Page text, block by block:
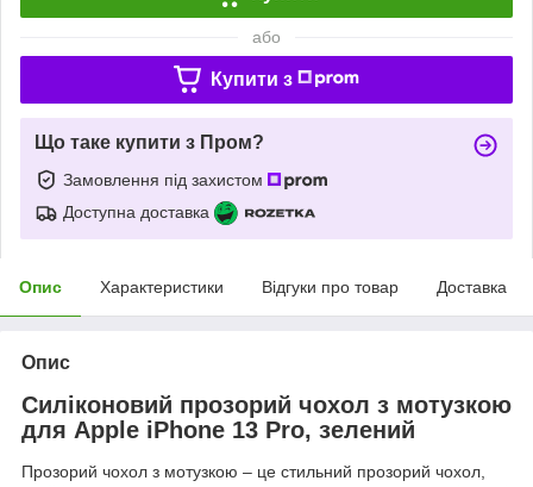
або
Купити з
Що таке купити з Пром?
Замовлення під захистом
Доступна доставка
Опис Характеристики Відгуки про товар Доставка
Опис
Силіконовий прозорий чохол з мотузкою
для Apple iPhone 13 Pro, зелений
Прозорий чохол з мотузкою – це стильний прозорий чохол,